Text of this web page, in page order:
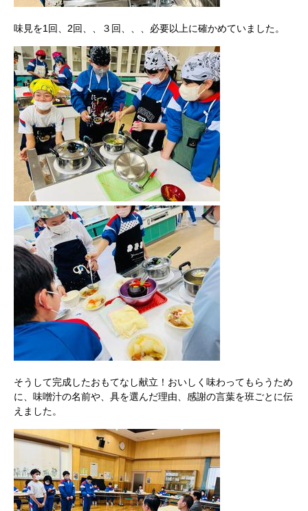
味見を1回、2回、、３回、、、必要以上に確かめていました。
そうして完成したおもてなし献立！おいしく味わってもらうため
に、味噌汁の名前や、具を選んだ理由、感謝の言葉を班ごとに伝
えました。